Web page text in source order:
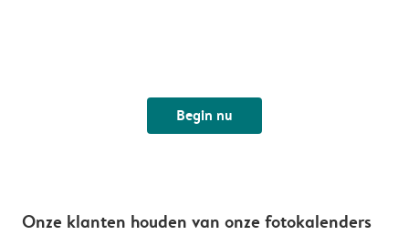
Begin nu
Onze klanten houden van onze fotokalenders